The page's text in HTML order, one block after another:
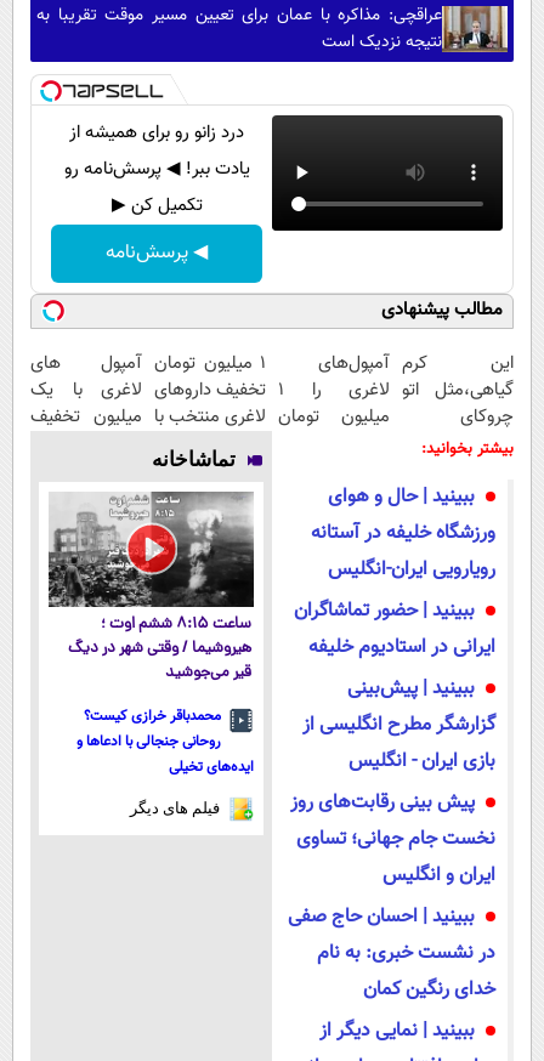
عراقچی: مذاکره با عمان برای تعیین مسیر موقت تقریبا به
نتیجه نزدیک است
درد زانو رو برای همیشه از
یادت ببر! ◀ پرسش‌نامه رو
تکمیل کن ▶
◀ پرسش‌نامه
مطالب پیشنهادی
این کرم
گیاهی،مثل اتو
چروکای
پوستتوصاف
آمپول‌های
لاغری را ۱
میلیون تومان
۱ میلیون تومان
تخفیف داروهای
لاغری منتخب با
ارسال از
داروخانه
نزدیکت
آمپول های
لاغری با یک
میلیون تخفیف
معتبر
بیشتر بخوانید:
ببینید | حال و هوای
ورزشگاه خلیفه در آستانه
رویارویی ایران-انگلیس
ببینید | حضور تماشاگران
ایرانی در استادیوم خلیفه
ببینید | پیش‌بینی
گزارشگر مطرح انگلیسی از
بازی ایران - انگلیس
پیش بینی رقابت‌های روز
نخست جام جهانی؛ تساوی
ایران و انگلیس
ببینید | احسان حاج صفی
در نشست خبری: به نام
خدای رنگین کمان
ببینید | نمایی دیگر از
تماشاخانه
ساعت ۸:۱۵ ششم اوت ؛
هیروشیما / وقتی شهر در دیگ
قیر می‌جوشید
محمدباقر خرازی کیست؟
روحانی جنجالی با ادعاها و
ایده‌های تخیلی
فیلم های دیگر